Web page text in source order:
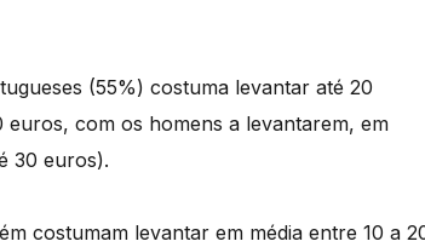
(55%) costuma levantar até 20
euros, com os homens a levantarem, em
30 euros).
costumam levantar em média entre 10 a